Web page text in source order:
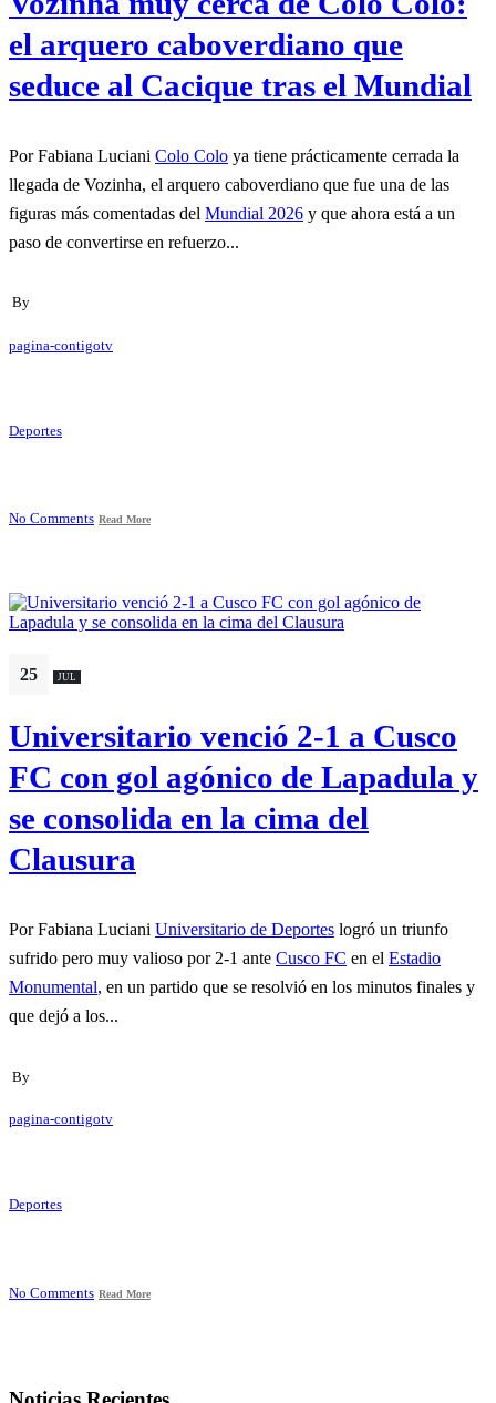
el arquero caboverdiano que
seduce al Cacique tras el Mundial
Por Fabiana Luciani Colo Colo ya tiene prácticamente cerrada la
llegada de Vozinha, el arquero caboverdiano que fue una de las
figuras más comentadas del Mundial 2026 y que ahora está a un
paso de convertirse en refuerzo...
By
pagina-contigotv
Deportes
No Comments Read More
25 JUL
Universitario venció 2-1 a Cusco
FC con gol agónico de Lapadula y
se consolida en la cima del
Clausura
Por Fabiana Luciani Universitario de Deportes logró un triunfo
sufrido pero muy valioso por 2-1 ante Cusco FC en el Estadio
Monumental, en un partido que se resolvió en los minutos finales y
que dejó a los...
By
pagina-contigotv
Deportes
No Comments Read More